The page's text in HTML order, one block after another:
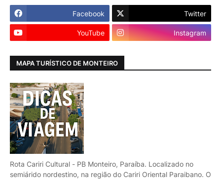
Facebook Twitter
YouTube Instagram
MAPA TURÍSTICO DE MONTEIRO
Rota Cariri Cultural - PB Monteiro, Paraíba. Localizado no
semiárido nordestino, na região do Cariri Oriental Paraibano. O